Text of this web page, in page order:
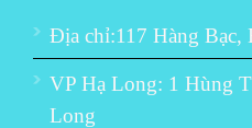
Địa chỉ:117 Hàng Bạc,
VP Hạ Long: 1 Hùng
Long